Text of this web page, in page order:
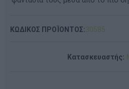
ΚΩΔΙΚΟΣ ΠΡΟΪΟΝΤΟΣ:30585
Κατασκευαστής: